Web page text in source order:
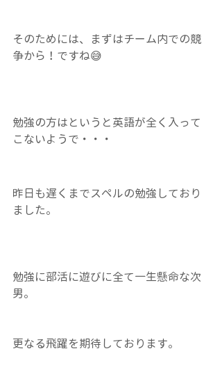
そのためには、まずはチーム内での競
争から！ですね😅
勉強の方はというと英語が全く入って
こないようで・・・
昨日も遅くまでスペルの勉強しており
ました。
勉強に部活に遊びに全て一生懸命な次
男。
更なる飛躍を期待しております。